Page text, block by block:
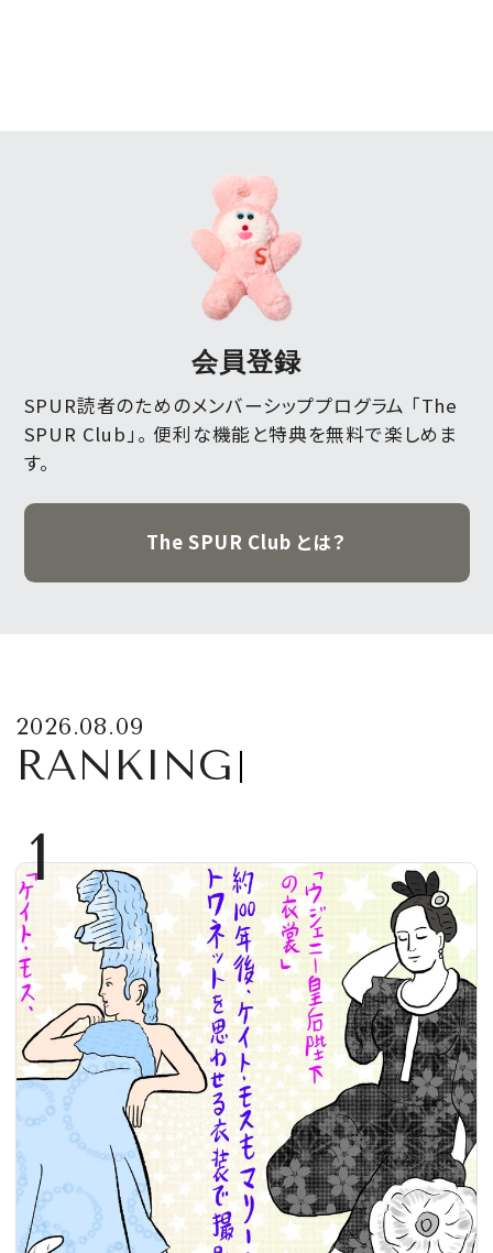
会員登録
SPUR読者のためのメンバーシッププログラム 「The
SPUR Club」。 便利な機能と特典を無料で楽しめま
す。
The SPUR Club とは？
2026.08.09
RANKING
1